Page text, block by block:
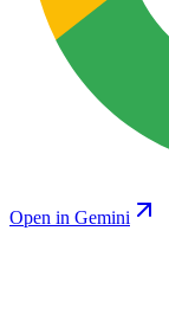
Open in Gemini